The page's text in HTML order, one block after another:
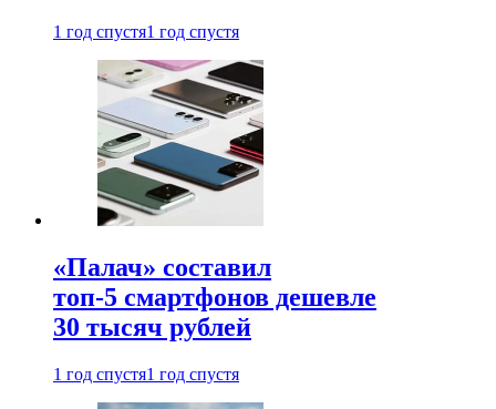
1 год спустя1 год спустя
«Палач» составил
топ-5 смартфонов дешевле
30 тысяч рублей
1 год спустя1 год спустя